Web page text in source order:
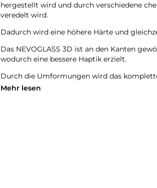
hergestellt wird und durch verschiedene
veredelt wird.
Dadurch wird eine höhere Härte und
Das NEVOGLASS 3D ist an den Kanten
wodurch eine bessere Haptik erzielt.
Durch die Umformungen wird das
Glasdicke – 0.33mm
Mehr lesen